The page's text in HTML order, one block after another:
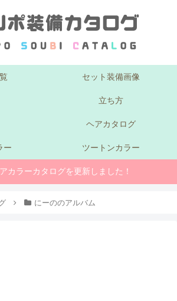
セット装備画像
立ち方
ヘアカタログ
ー ツートンカラー
カラーカタログを更新しました！
にーののアルバム